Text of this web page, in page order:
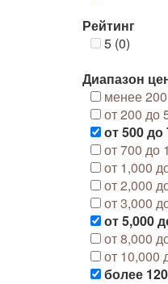
Рейтинг
5 (0)
Диапазон
менее
от 200 до
от 500 до
от 700 до
от 1,000
от 2,000
от 3,000
от 5,000
от 8,000
от 10,000
более